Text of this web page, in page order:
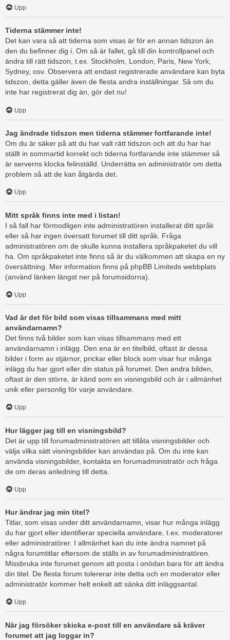
Upp
Tiderna stämmer inte!
Det kan vara så att tiderna som visas är för en annan tidszon än
den du befinner dig i. Om så är fallet, gå till din kontrollpanel och
ändra till rätt tidszon, t.ex. Stockholm, London, Paris, New York,
Sydney, osv. Observera att endast registrerade användare kan byta
tidszon, detta gäller även de flesta andra inställningar. Så om du
inte har registrerat dig än, gör det nu!
Upp
Jag ändrade tidszon men tiderna stämmer fortfarande inte!
Om du är säker på att du har valt rätt tidszon och att du har har
ställt in sommartid korrekt och tiderna fortfarande inte stämmer så
är serverns klocka felinställd. Underrätta en administratör om detta
problem så att de kan åtgärda det.
Upp
Mitt språk finns inte med i listan!
I så fall har förmodligen inte administratören installerat ditt språk
eller så har ingen översatt forumet till ditt språk. Fråga
administratören om de skulle kunna installera språkpaketet du vill
ha. Om språkpaketet inte finns så är du välkommen att skapa en ny
översättning. Mer information finns på phpBB Limiteds webbplats
(använd länken längst ner på forumsidorna).
Upp
Vad är det för bild som visas tillsammans med mitt
användarnamn?
Det finns två bilder som kan visas tillsammans med ett
användarnamn i inlägg. Den ena är en titelbild, oftast är dessa
bilder i form av stjärnor, prickar eller block som visar hur många
inlägg du har gjort eller din status på forumet. Den andra bilden,
oftast är den större, är känd som en visningsbild och är i allmänhet
unik eller personlig för varje användare.
Upp
Hur lägger jag till en visningsbild?
Det är upp till forumadministratören att tillåta visningsbilder och
välja vilka sätt visningsbilder kan användas på. Om du inte kan
använda visningsbilder, kontakta en forumadministratör och fråga
de om deras anledning till detta.
Upp
Hur ändrar jag min titel?
Titlar, som visas under ditt användarnamn, visar hur många inlägg
du har gjort eller identifierar speciella användare, t.ex. moderatorer
eller administratörer. I allmänhet kan du inte ändra namnet på
några forumtitlar eftersom de ställs in av forumadministratören.
Missbruka inte forumet genom att posta i onödan bara för att ändra
din titel. De flesta forum tolererar inte detta och en moderator eller
administratör kommer helt enkelt att sänka ditt inläggsantal.
Upp
När jag försöker skicka e-post till en användare så kräver
forumet att jag loggar in?